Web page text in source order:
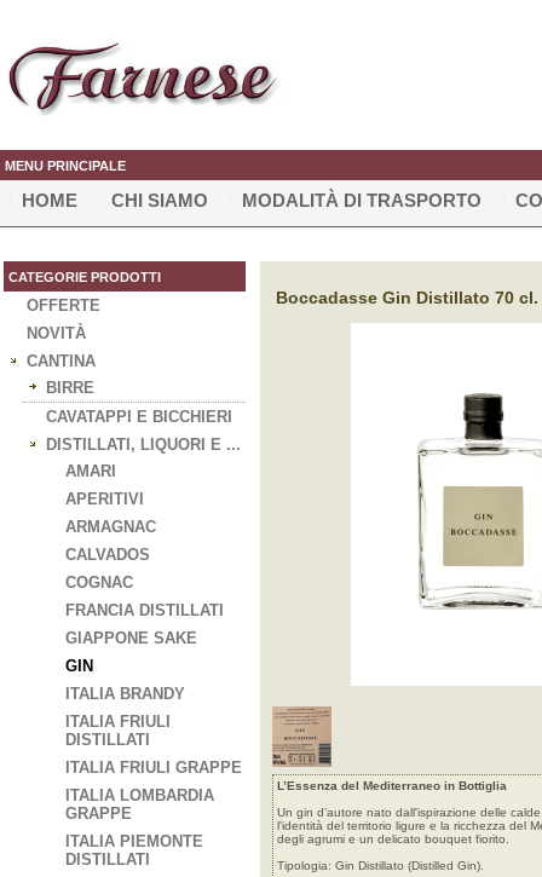
MENU PRINCIPALE
HOME CHI SIAMO MODALITÀ DI TRASPORTO
CATEGORIE PRODOTTI
OFFERTE
NOVITÀ
CANTINA
BIRRE
CAVATAPPI E BICCHIERI
DISTILLATI, LIQUORI E ...
AMARI
APERITIVI
ARMAGNAC
CALVADOS
COGNAC
FRANCIA DISTILLATI
GIAPPONE SAKE
GIN
ITALIA BRANDY
ITALIA FRIULI
DISTILLATI
ITALIA FRIULI GRAPPE
ITALIA LOMBARDIA
GRAPPE
ITALIA PIEMONTE
DISTILLATI
Boccadasse Gin Distillato 70 cl.
L’Essenza del Mediterraneo in Bottiglia
Un gin d’autore nato dall'ispirazione delle
l'identità del territorio ligure e la ricchezza del
degli agrumi e un delicato bouquet fiorito.
Tipologia: Gin Distillato (Distilled Gin).